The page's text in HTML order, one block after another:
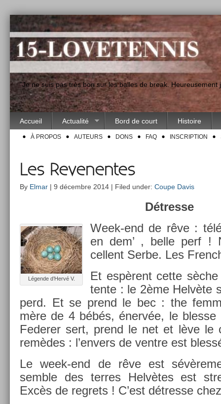
"Je ne suis pas très bon sur les balles de break.
Accueil Actualité Bord de court Histoire
À PROPOS AUTEURS DONS FAQ INSCRIPTION
Les Revenentes
By Elmar | 9 décembre 2014 | Filed under: Coupe Davis
Détres­se
Légende d’Hervé V.
Week-end de rêve :
en dem’ , belle perf !
cellent Serbe. Les
Et espèrent cette
tente : le 2ème Helvète
perd. Et se prend le bec : the
mère de 4 bébés, énervée, le
Feder­er sert, prend le net et lève le
remèdes : l’env­ers de ventre est
Le week-end de rêve est
semble des ter­res Helvètes est
Excès de re­grets ! C’est détres­se